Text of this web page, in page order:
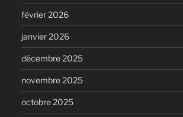
février 2026
janvier 2026
décembre 2025
novembre 2025
octobre 2025